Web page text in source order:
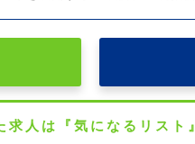
求人は『気になるリスト